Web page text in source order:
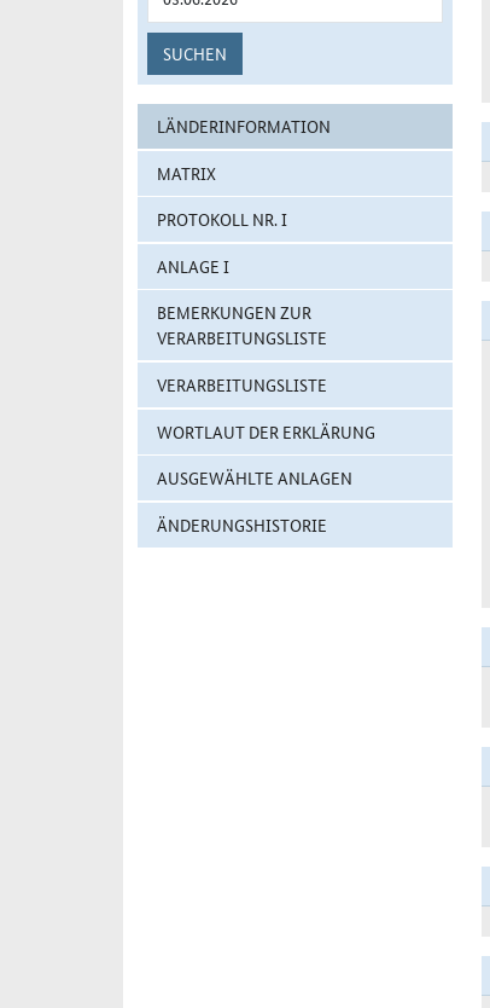
SUCHEN
LÄNDERINFORMATION
MATRIX
PROTOKOLL NR. I
ANLAGE I
BEMERKUNGEN ZUR
VERARBEITUNGSLISTE
VERARBEITUNGSLISTE
WORTLAUT DER ERKLÄRUNG
AUSGEWÄHLTE ANLAGEN
ÄNDERUNGSHISTORIE